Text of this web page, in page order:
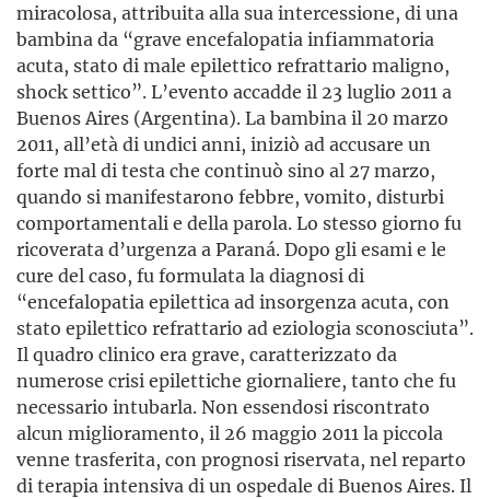
miracolosa, attribuita alla sua intercessione, di una
bambina da “grave encefalopatia infiammatoria
acuta, stato di male epilettico refrattario maligno,
shock settico”. L’evento accadde il 23 luglio 2011 a
Buenos Aires (Argentina). La bambina il 20 marzo
2011, all’età di undici anni, iniziò ad accusare un
forte mal di testa che continuò sino al 27 marzo,
quando si manifestarono febbre, vomito, disturbi
comportamentali e della parola. Lo stesso giorno fu
ricoverata d’urgenza a Paraná. Dopo gli esami e le
cure del caso, fu formulata la diagnosi di
“encefalopatia epilettica ad insorgenza acuta, con
stato epilettico refrattario ad eziologia sconosciuta”.
Il quadro clinico era grave, caratterizzato da
numerose crisi epilettiche giornaliere, tanto che fu
necessario intubarla. Non essendosi riscontrato
alcun miglioramento, il 26 maggio 2011 la piccola
venne trasferita, con prognosi riservata, nel reparto
di terapia intensiva di un ospedale di Buenos Aires. Il